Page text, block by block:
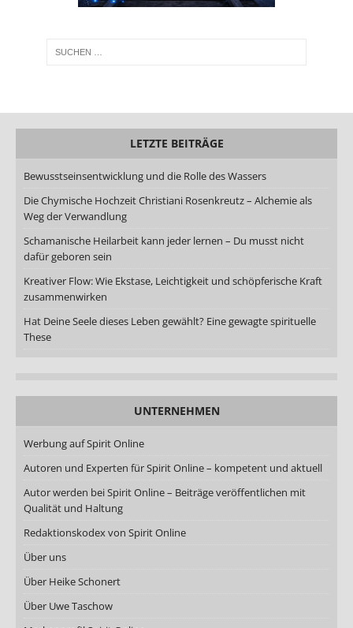
LETZTE BEITRÄGE
Bewusstseinsentwicklung und die Rolle des Wassers
Die Chymische Hochzeit Christiani Rosenkreutz – Alchemie als
Weg der Verwandlung
Schamanische Heilarbeit kann jeder lernen – Du musst nicht
dafür geboren sein
Kreativer Flow: Wie Ekstase, Leichtigkeit und schöpferische Kraft
zusammenwirken
Hat Deine Seele dieses Leben gewählt? Eine gewagte spirituelle
These
UNTERNEHMEN
Werbung auf Spirit Online
Autoren und Experten für Spirit Online – kompetent und aktuell
Autor werden bei Spirit Online – Beiträge veröffentlichen mit
Qualität und Haltung
Redaktionskodex von Spirit Online
Über uns
Über Heike Schonert
Über Uwe Taschow